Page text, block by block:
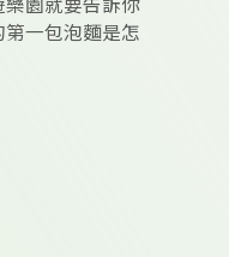
園就要告訴你
一包泡麵是怎